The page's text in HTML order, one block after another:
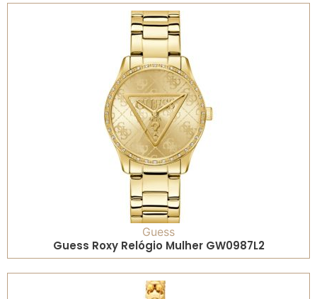
Guess
Guess Roxy Relógio Mulher GW0987L2